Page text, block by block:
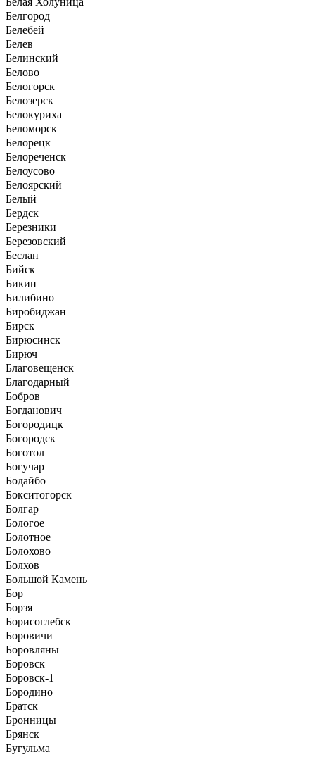
Белгород
Белебей
Белев
Белинский
Белово
Белогорск
Белозерск
Белокуриха
Беломорск
Белорецк
Белореченск
Белоусово
Белоярский
Белый
Бердск
Березники
Березовский
Беслан
Бийск
Бикин
Билибино
Биробиджан
Бирск
Бирюсинск
Бирюч
Благовещенск
Благодарный
Бобров
Богданович
Богородицк
Богородск
Боготол
Богучар
Бодайбо
Бокситогорск
Болгар
Бологое
Болотное
Болохово
Болхов
Большой Камень
Бор
Борзя
Борисоглебск
Боровичи
Боровляны
Боровск
Боровск-1
Бородино
Братск
Бронницы
Брянск
Бугульма